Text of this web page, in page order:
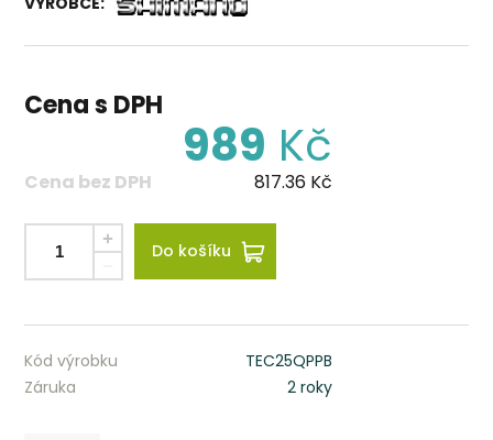
Cena s DPH
989 Kč
Cena bez DPH 817.36 Kč
Do košíku
Kód výrobku
TEC25QPPB
Záruka
2 roky